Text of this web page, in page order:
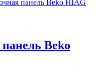
Beko